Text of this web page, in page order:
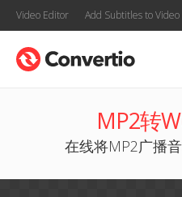
Video Editor Add Subtitles to Video
MP2转
在线将MP2广播